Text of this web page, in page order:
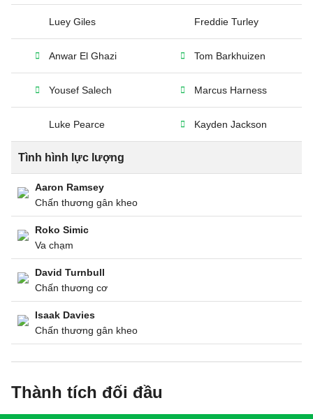
Luey Giles Freddie Turley
Anwar El Ghazi Tom Barkhuizen
Yousef Salech Marcus Harness
Luke Pearce Kayden Jackson
Tình hình lực lượng
Aaron Ramsey
Chấn thương gân kheo
Roko Simic
Va chạm
David Turnbull
Chấn thương cơ
Isaak Davies
Chấn thương gân kheo
Thành tích đối đầu